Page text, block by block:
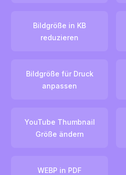
Bildgröße in KB
reduzieren
Bildgröße für Druck
anpassen
YouTube Thumbnail
Größe ändern
WEBP in PDF